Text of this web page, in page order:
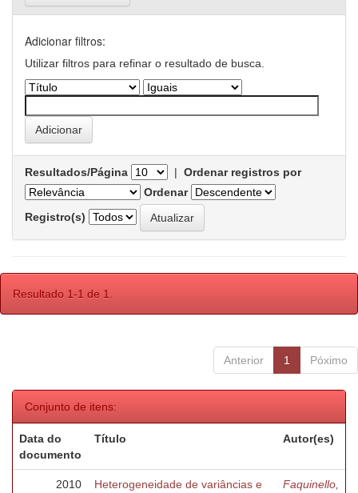
Adicionar filtros:
Utilizar filtros para refinar o resultado de busca.
Resultados/Página | Ordenar registros por
Ordenar
Registro(s)
Resultado 1-1 de 1.
Anterior 1 Póximo
Conjunto de itens:
Data do
documento
Título Autor(es)
2010
Heterogeneidade de variâncias e
Faquinello,